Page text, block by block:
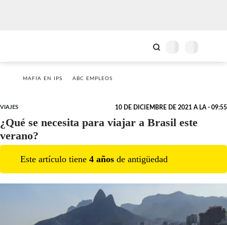
MAFIA EN IPS ABC EMPLEOS
VIAJES 10 DE DICIEMBRE DE 2021 A LA - 09:55
¿Qué se necesita para viajar a Brasil este
verano?
Este artículo tiene 4 años de antigüedad